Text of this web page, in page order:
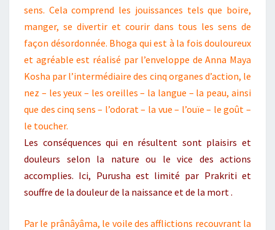
sens. Cela comprend les jouissances tels que boire,
manger, se divertir et courir dans tous les sens de
façon désordonnée. Bhoga qui est à la fois douloureux
et agréable est réalisé par l’enveloppe de Anna Maya
Kosha par l’intermédiaire des cinq organes d’action, le
nez – les yeux – les oreilles – la langue – la peau, ainsi
que des cinq sens – l’odorat – la vue – l’ouïe – le goût –
le toucher.
Les conséquences qui en résultent sont plaisirs et
douleurs selon la nature ou le vice des actions
accomplies. Ici, Purusha est limité par Prakriti et
souffre de la douleur de la naissance et de la mort .
Par le prânâyâma, le voile des afflictions recouvrant la